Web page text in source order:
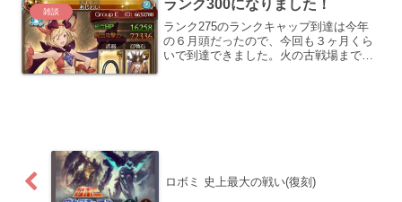
雑談 ランク300になりました！
ランク275のランクキャップ到達は今年
の６月頭だったので、今回も３ヶ月くら
いで到達できました。火の古戦場までに
ロボミ 史上最大の戦い(復刻)